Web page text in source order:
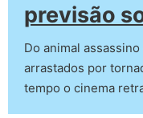
previsão
Do animal
arrastados por
tempo o cinema